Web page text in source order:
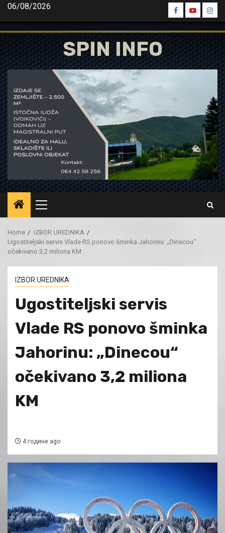
Skip
content
06/08/2026
Spin
Facebook
Spin
Youtube
Spin
SPIN INFO
Primary
Menu
Home
IZBOR UREDNIKA
Ugostiteljski servis Vlade RS ponovo šminka Jahorinu: „Dinecou“
očekivano 3,2 miliona KM
IZBOR UREDNIKA
Ugostiteljski servis
Vlade RS ponovo šminka
Jahorinu: „Dinecou“
očekivano 3,2 miliona
KM
4 године ago